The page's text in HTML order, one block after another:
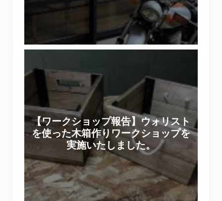
ー
テ
ン
を
ラ
ス
テ
ィ
パ
ネ
【ワークショップ報告】ウォリスト
を使った木箱作りワークショップを
実施いたしました。
ク
シ
ョ
ッ
プ
報
告
】
ウ